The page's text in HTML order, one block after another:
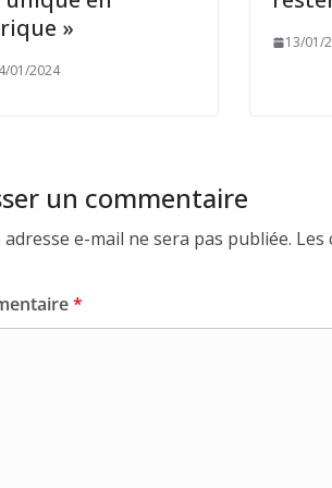
»
01/2024
13/01/
un commentaire
e-mail ne sera pas publiée. Les
*